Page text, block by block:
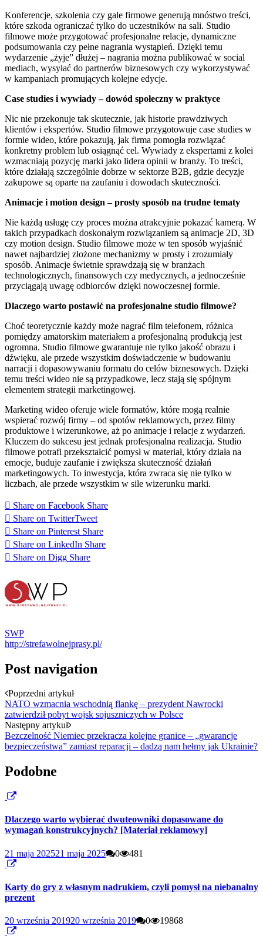
Konferencje, szkolenia czy gale firmowe generują mnóstwo treści,
które szkoda ograniczać tylko do uczestników na sali. Studio
filmowe może przygotować profesjonalne relacje, dynamiczne
podsumowania czy pełne nagrania wystąpień. Dzięki temu
wydarzenie „żyje” dłużej – nagrania można publikować w social
mediach, wysyłać do partnerów biznesowych czy wykorzystywać
w kampaniach promujących kolejne edycje.
Case studies i wywiady – dowód społeczny w praktyce
Nic nie przekonuje tak skutecznie, jak historie prawdziwych
klientów i ekspertów. Studio filmowe przygotowuje case studies w
formie wideo, które pokazują, jak firma pomogła rozwiązać
konkretny problem lub osiągnąć cel. Wywiady z ekspertami z kolei
wzmacniają pozycję marki jako lidera opinii w branży. To treści,
które działają szczególnie dobrze w sektorze B2B, gdzie decyzje
zakupowe są oparte na zaufaniu i dowodach skuteczności.
Animacje i motion design – prosty sposób na trudne tematy
Nie każdą usługę czy proces można atrakcyjnie pokazać kamerą. W
takich przypadkach doskonałym rozwiązaniem są animacje 2D, 3D
czy motion design. Studio filmowe może w ten sposób wyjaśnić
nawet najbardziej złożone mechanizmy w prosty i zrozumiały
sposób. Animacje świetnie sprawdzają się w branżach
technologicznych, finansowych czy medycznych, a jednocześnie
przyciągają uwagę odbiorców dzięki nowoczesnej formie.
Dlaczego warto postawić na profesjonalne studio filmowe?
Choć teoretycznie każdy może nagrać film telefonem, różnica
pomiędzy amatorskim materiałem a profesjonalną produkcją jest
ogromna. Studio filmowe gwarantuje nie tylko jakość obrazu i
dźwięku, ale przede wszystkim doświadczenie w budowaniu
narracji i dopasowywaniu formatu do celów biznesowych. Dzięki
temu treści wideo nie są przypadkowe, lecz stają się spójnym
elementem strategii marketingowej.
Marketing wideo oferuje wiele formatów, które mogą realnie
wspierać rozwój firmy – od spotów reklamowych, przez filmy
produktowe i wizerunkowe, aż po animacje i relacje z wydarzeń.
Kluczem do sukcesu jest jednak profesjonalna realizacja. Studio
filmowe potrafi przekształcić pomysł w materiał, który działa na
emocje, buduje zaufanie i zwiększa skuteczność działań
marketingowych. To inwestycja, która zwraca się nie tylko w
liczbach, ale przede wszystkim w sile wizerunku marki.
Share on Facebook Share
Share on TwitterTweet
Share on Pinterest Share
Share on LinkedIn Share
Share on Digg Share
SWP
http://strefawolnejprasy.pl/
Post navigation
Poprzedni artykuł
NATO wzmacnia wschodnią flankę – prezydent Nawrocki
zatwierdził pobyt wojsk sojuszniczych w Polsce
Następny artykuł
Bezczelność Niemiec przekracza kolejne granice – „gwarancje
bezpieczeństwa” zamiast reparacji – dadzą nam hełmy jak Ukrainie?
Podobne
Dlaczego warto wybierać dwuteowniki dopasowane do
wymagań konstrukcyjnych? [Materiał reklamowy]
21 maja 202521 maja 2025 0 481
Karty do gry z własnym nadrukiem, czyli pomysł na niebanalny
prezent
20 września 201920 września 2019 0 19868